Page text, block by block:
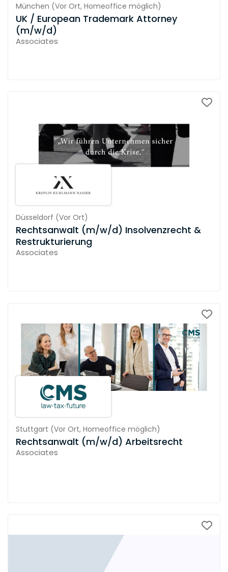
München (Vor Ort, Homeoffice möglich)
UK / European Trademark Attorney
(m/w/d)
Associates
Düsseldorf (Vor Ort)
Rechtsanwalt (m/w/d) Insolvenzrecht &
Restrukturierung
Associates
Stuttgart (Vor Ort, Homeoffice möglich)
Rechtsanwalt (m/w/d) Arbeitsrecht
Associates